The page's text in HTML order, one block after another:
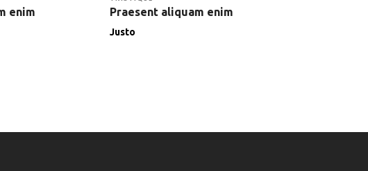
enim Praesent aliquam enim
Justo